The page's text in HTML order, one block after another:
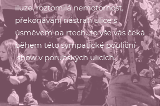
iluze, roztomilá nemotornost,
překonávání nástrah ulice s
úsměvem na rtech...to vše vás čeká
během této sympatické pouliční
show v porubských ulicích.